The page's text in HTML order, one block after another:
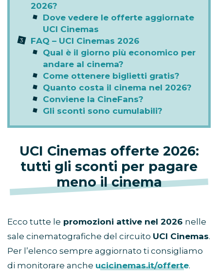
2026?
Dove vedere le offerte aggiornate
UCI Cinemas
FAQ – UCI Cinemas 2026
Qual è il giorno più economico per
andare al cinema?
Come ottenere biglietti gratis?
Quanto costa il cinema nel 2026?
Conviene la CineFans?
Gli sconti sono cumulabili?
UCI Cinemas offerte 2026:
tutti gli sconti per pagare
meno il cinema
Ecco tutte le promozioni attive nel 2026 nelle
sale cinematografiche del circuito UCI Cinemas.
Per l’elenco sempre aggiornato ti consigliamo
di monitorare anche ucicinemas.it/offerte.